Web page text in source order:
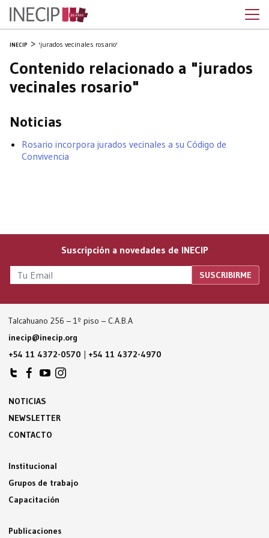
INECIP 'jurados vecinales rosario'
Contenido relacionado a "jurados
vecinales rosario"
Noticias
Rosario incorpora jurados vecinales a su Código de
Convivencia
Suscripción a novedades de INECIP
Talcahuano 256 – 1º piso – C.A.B.A
inecip@inecip.org
+54 11 4372-0570 | +54 11 4372-4970
NOTICIAS
NEWSLETTER
CONTACTO
Institucional
Grupos de trabajo
Capacitación
Publicaciones